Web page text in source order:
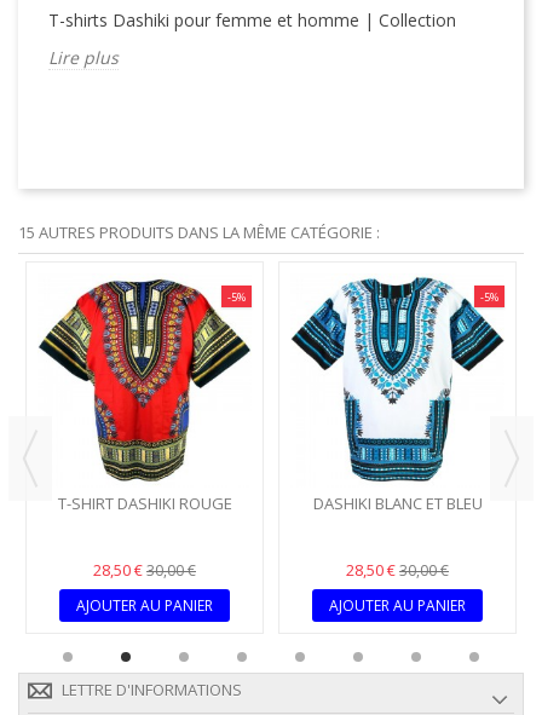
T-shirts Dashiki pour femme et homme | Collection
Lire plus
15 AUTRES PRODUITS DANS LA MÊME CATÉGORIE :
-5%
T-SHIRT DASHIKI ROUGE
28,50 €30,00 €
AJOUTER AU PANIER
-5%
DASHIKI BLANC ET BLEU
28,50 €30,00 €
AJOUTER AU PANIER
LETTRE D'INFORMATIONS